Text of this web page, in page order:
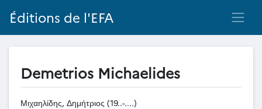
Éditions de l'EFA
Demetrios Michaelides
Μιχαηλίδης, Δημήτριος (19..-....)